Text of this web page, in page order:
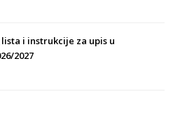
i instrukcije za upis u
2027